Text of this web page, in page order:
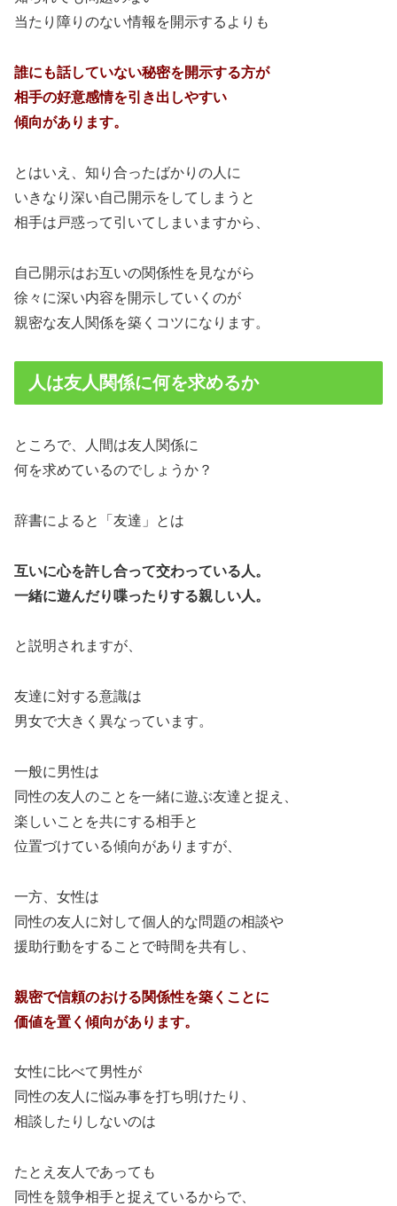
当たり障りのない情報を開示するよりも
誰にも話していない秘密を開示する方が
相手の好意感情を引き出しやすい
傾向があります。
とはいえ、知り合ったばかりの人に
いきなり深い自己開示をしてしまうと
相手は戸惑って引いてしまいますから、
自己開示はお互いの関係性を見ながら
徐々に深い内容を開示していくのが
親密な友人関係を築くコツになります。
人は友人関係に何を求めるか
ところで、人間は友人関係に
何を求めているのでしょうか？
辞書によると「友達」とは
互いに心を許し合って交わっている人。
一緒に遊んだり喋ったりする親しい人。
と説明されますが、
友達に対する意識は
男女で大きく異なっています。
一般に男性は
同性の友人のことを一緒に遊ぶ友達と捉え、
楽しいことを共にする相手と
位置づけている傾向がありますが、
一方、女性は
同性の友人に対して個人的な問題の相談や
援助行動をすることで時間を共有し、
親密で信頼のおける関係性を築くことに
価値を置く傾向があります。
女性に比べて男性が
同性の友人に悩み事を打ち明けたり、
相談したりしないのは
たとえ友人であっても
同性を競争相手と捉えているからで、